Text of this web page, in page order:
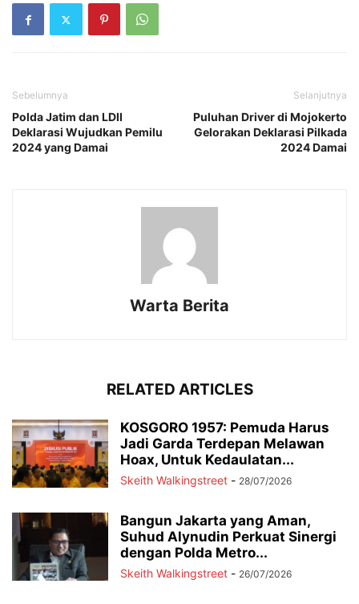
Sebelumnya
Polda Jatim dan LDII
Deklarasi Wujudkan Pemilu
2024 yang Damai
Selanjutnya
Puluhan Driver di Mojokerto
Gelorakan Deklarasi Pilkada
2024 Damai
Warta Berita
RELATED ARTICLES
KOSGORO 1957: Pemuda Harus
Jadi Garda Terdepan Melawan
Hoax, Untuk Kedaulatan...
Skeith Walkingstreet - 28/07/2026
Bangun Jakarta yang Aman,
Suhud Alynudin Perkuat Sinergi
dengan Polda Metro...
Skeith Walkingstreet - 26/07/2026